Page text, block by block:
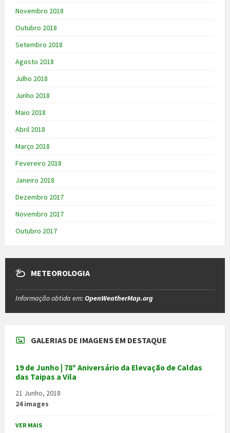
Novembro 2018
Outubro 2018
Setembro 2018
Agosto 2018
Julho 2018
Junho 2018
Maio 2018
Abril 2018
Março 2018
Fevereiro 2018
Janeiro 2018
Dezembro 2017
Novembro 2017
Outubro 2017
METEOROLOGIA
Informação obtida em:OpenWeatherMap.org
GALERIAS DE IMAGENS EM DESTAQUE
19 de Junho | 78º Aniversário da Elevação de Caldas
das Taipas a Vila
21 Junho, 2018
24 images
VER MAIS